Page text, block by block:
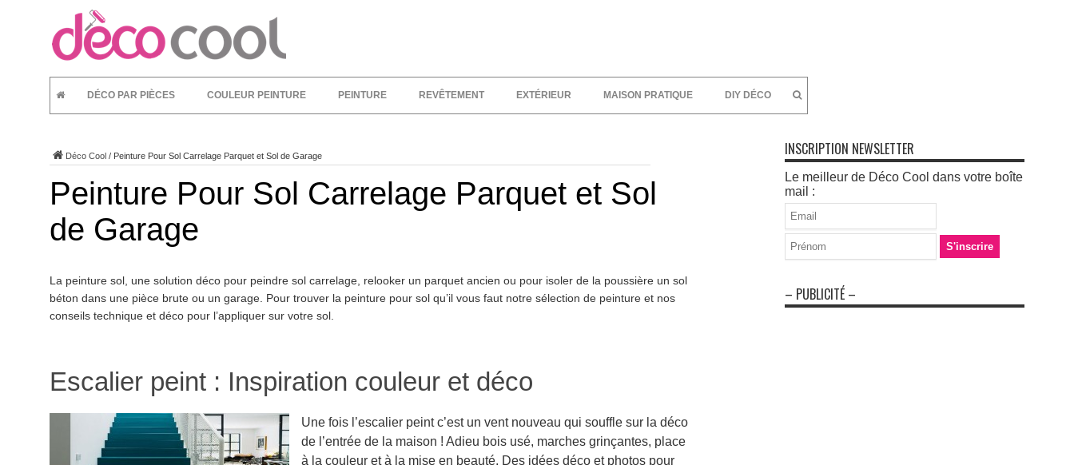
DÉCO PAR PIÈCES COULEUR PEINTURE PEINTURE REVÊTEMENT EXTÉRIEUR MAISON PRATIQUE DIY DÉCO
Déco Cool / Peinture Pour Sol Carrelage Parquet et Sol de Garage
Peinture Pour Sol Carrelage Parquet et Sol
de Garage
La peinture sol, une solution déco pour peindre sol carrelage, relooker un parquet ancien ou pour isoler de la poussière un sol
béton dans une pièce brute ou un garage. Pour trouver la peinture pour sol qu’il vous faut notre sélection de peinture et nos
conseils technique et déco pour l’appliquer sur votre sol.
Escalier peint : Inspiration couleur et déco
Une fois l’escalier peint c’est un vent nouveau qui souffle sur la déco
de l’entrée de la maison ! Adieu bois usé, marches grinçantes, place
à la couleur et à la mise en beauté. Des idées déco et photos pour
INSCRIPTION NEWSLETTER
Le meilleur de Déco Cool dans votre boîte
mail :
– PUBLICITÉ –